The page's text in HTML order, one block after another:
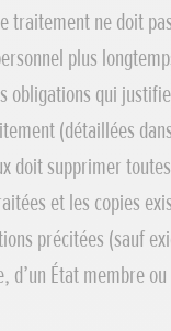
traitement ne doit
plus
obligations qui
(détaillées
doit supprimer
et les copies
précitées (sauf
d’un État membre ou